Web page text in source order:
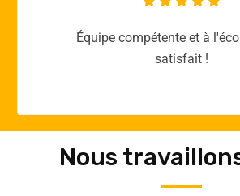
Merci yellow365.work pour
Nous